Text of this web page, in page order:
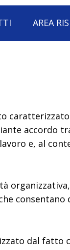
AREA
caratterizzato
accordo
e, al
consentano
dal fatto